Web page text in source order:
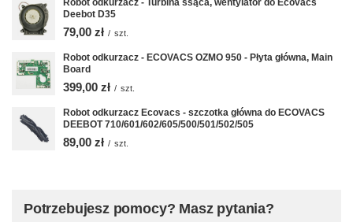
Robot odkurzacz - Turbina ssąca, wentylator do Ecovacs
Deebot D35
79,00 zł / szt.
Robot odkurzacz - ECOVACS OZMO 950 - Płyta główna, Main
Board
399,00 zł / szt.
Robot odkurzacz Ecovacs - szczotka główna do ECOVACS
DEEBOT 710/601/602/605/500/501/502/505
89,00 zł / szt.
Potrzebujesz pomocy? Masz pytania?